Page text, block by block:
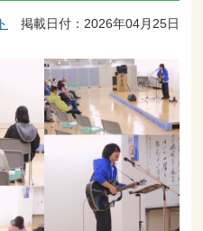
掲載日付：2026年04月25日